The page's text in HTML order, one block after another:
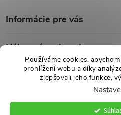
Používáme cookies,
prohlížení webu a díky
zlepšovali jeho funkce,
Informácie pre vás
Nákupný sprievodca
Novinky
FITexpert.cz.